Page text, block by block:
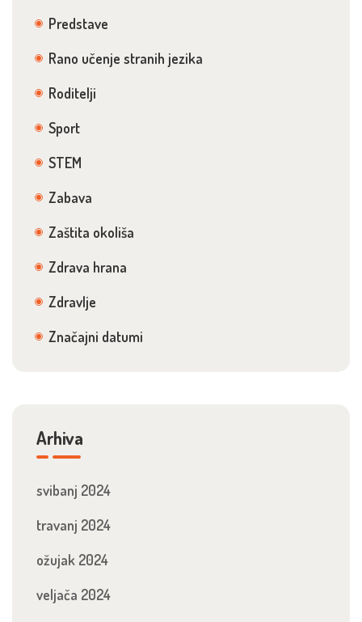
Predstave
Rano učenje stranih jezika
Roditelji
Sport
STEM
Zabava
Zaštita okoliša
Zdrava hrana
Zdravlje
Značajni datumi
Arhiva
svibanj 2024
travanj 2024
ožujak 2024
veljača 2024